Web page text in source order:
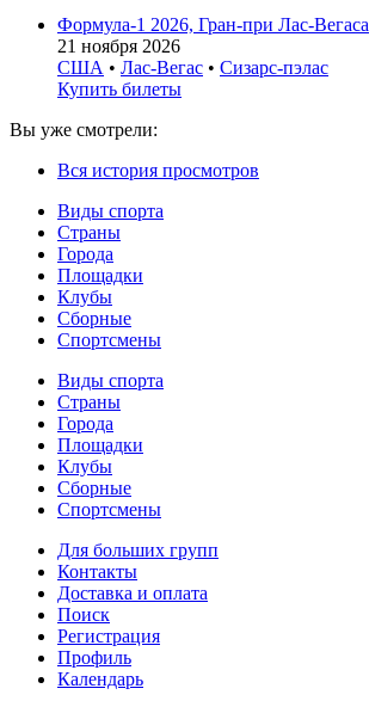
Формула-1 2026, Гран-при Лас-Вегаса
21 ноября 2026
США • Лас-Вегас • Сизарс-пэлас
Купить билеты
Вы уже смотрели:
Вся история просмотров
Виды спорта
Страны
Города
Площадки
Клубы
Сборные
Спортсмены
Виды спорта
Страны
Города
Площадки
Клубы
Сборные
Спортсмены
Для больших групп
Контакты
Доставка и оплата
Поиск
Регистрация
Профиль
Календарь